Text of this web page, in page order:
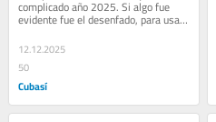
complicado año 2025. Si algo fue
evidente fue el desenfado, para usar
una palabra amable, conque ha
actuado el imperio...
12.12.2025
50
Cubasí